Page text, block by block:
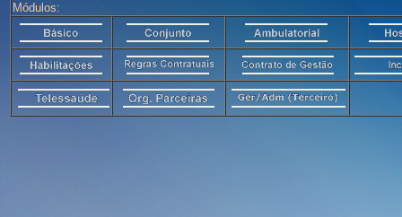
Módulos: